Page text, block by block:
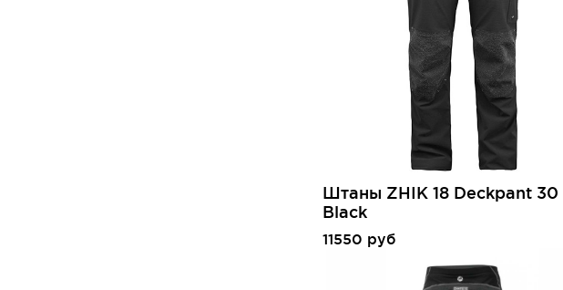
Штаны ZHIK 18 Deckpant 30
Black
11550 руб